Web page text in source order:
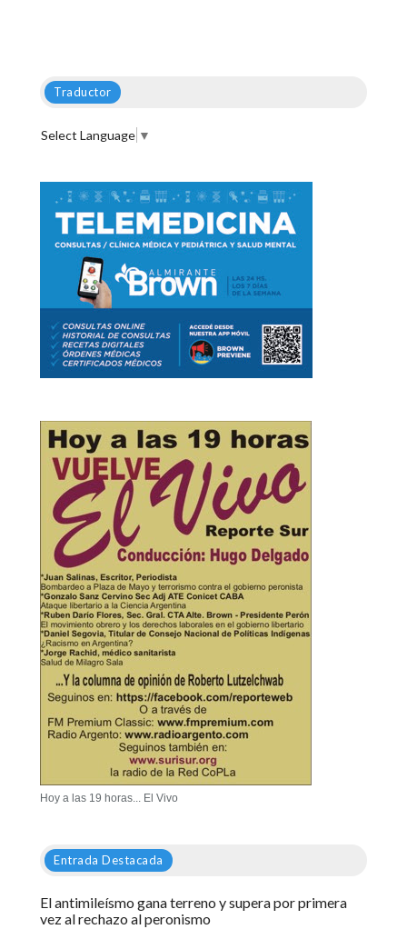
Traductor
Select Language ▼
Hoy a las 19 horas... El Vivo
Entrada Destacada
El antimileísmo gana terreno y supera por primera
vez al rechazo al peronismo